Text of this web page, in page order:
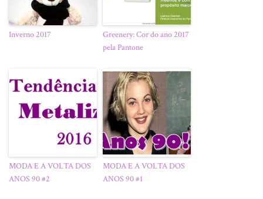
Inverno 2017
Greenery: Cor do ano 2017
pela Pantone
MODA E A VOLTA DOS
ANOS 90 #2
MODA E A VOLTA DOS
ANOS 90 #1